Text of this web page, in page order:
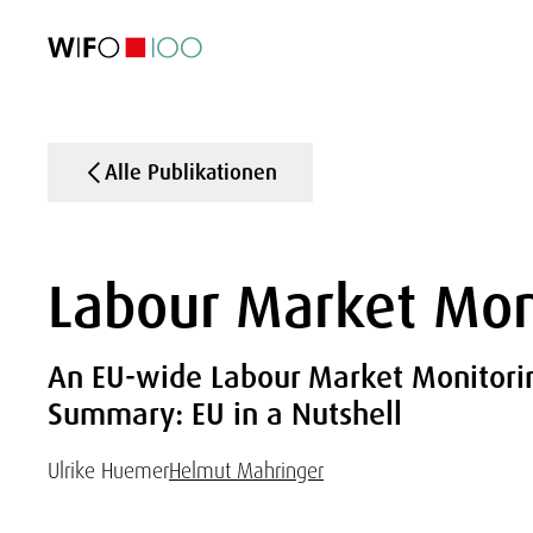
Alle Publikationen
Labour Market
An EU-wide Labour Market
Summary: EU in a Nutshell
Ulrike HuemerHelmut Mahringer